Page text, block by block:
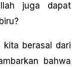
juga dapat
kita berasal dari
bahwa